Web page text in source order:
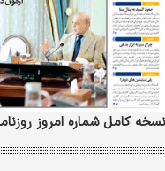
نسخه کامل شماره امروز